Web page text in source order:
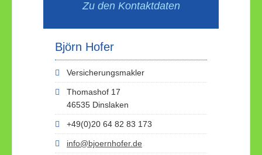
Zu den Kontaktdaten
Björn Hofer
Versicherungsmakler
Thomashof 17
46535 Dinslaken
+49(0)20 64 82 83 173
info@bjoernhofer.de